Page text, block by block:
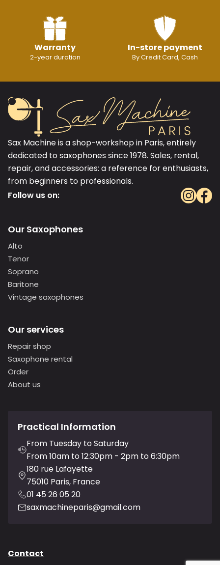
Warranty
2-year duration
In-store payment
By Credit Card, Cash
Sax Machine is a shop-workshop in Paris, entirely
dedicated to saxophones since 1978. Sales, rental,
repair, and accessories: a reference for enthusiasts,
from beginners to professionals.
Follow us on:
Our Saxophones
Alto
Tenor
Soprano
Baritone
Vintage saxophones
Our services
Repair shop
Saxophone rental
Order
About us
Practical Information
From Tuesday to Saturday
From 10am to 12:30pm - 2pm to 6:30pm
180 rue Lafayette
75010 Paris, France
01 45 26 05 20
saxmachineparis@gmail.com
Contact